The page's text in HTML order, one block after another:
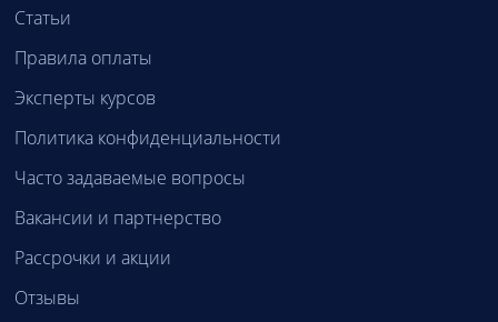
Статьи
Правила оплаты
Эксперты курсов
Политика конфиденциальности
Часто задаваемые вопросы
Вакансии и партнерство
Рассрочки и акции
Отзывы